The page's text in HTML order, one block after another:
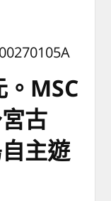
。MSC
古
主遊